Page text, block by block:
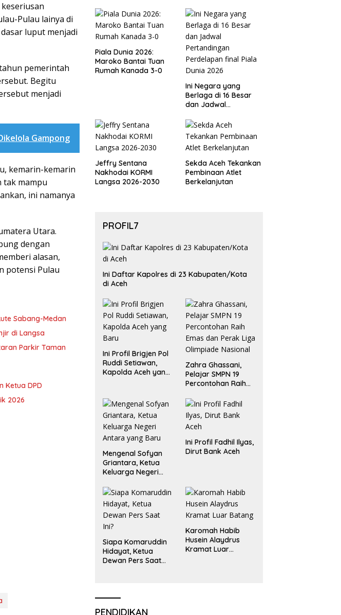
Pulau lainya di
luput menjadi
pemerintah
Begitu
menjadi
Gampong
kemarin-kemarin
tak mampu
ini namanya
Utara.
dengan
alasan,
potensi Pulau
Sabang-Medan
di Langsa
Parkir Taman
Ketua DPD
2026
Asprov PSSI Aceh
Piala Dunia 2026:
Maroko Bantai Tuan
Rumah Kanada 3-0
Ini Negara yang
Berlaga di 16 Besar
dan Jadwal
Perdelapan final Piala
Dunia 2026
Jeffry Sentana
Nakhodai KORMI
Langsa 2026-2030
Sekda Aceh Tekankan
Pembinaan Atlet
Berkelanjutan
PROFIL7
Ini Daftar Kapolres di 23 Kabupaten/Kota
di Aceh
Ini Profil Brigjen Pol
Ruddi Setiawan,
Kapolda Aceh yang
Zahra Ghassani,
Pelajar SMPN 19
Percontohan Raih
Liga Olimpiade
Nasional
Mengenal Sofyan
Griantara, Ketua
Keluarga Negeri
Ini Profil Fadhil Ilyas,
Dirut Bank Aceh
Siapa Komaruddin
Hidayat, Ketua
Dewan Pers Saat
Karomah Habib
Husein Alaydrus
Kramat Luar
PENDIDIKAN